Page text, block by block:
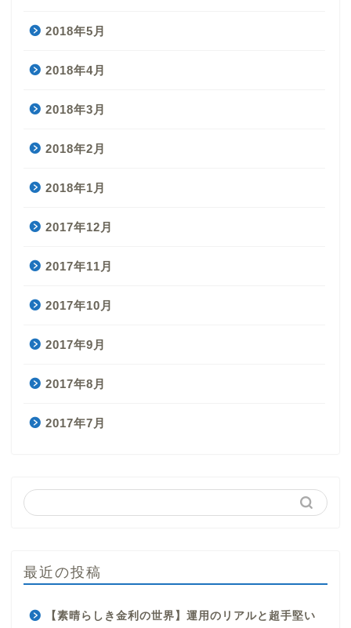
2018年5月
2018年4月
2018年3月
2018年2月
2018年1月
2017年12月
2017年11月
2017年10月
2017年9月
2017年8月
2017年7月
最近の投稿
【素晴らしき金利の世界】運用のリアルと超手堅い